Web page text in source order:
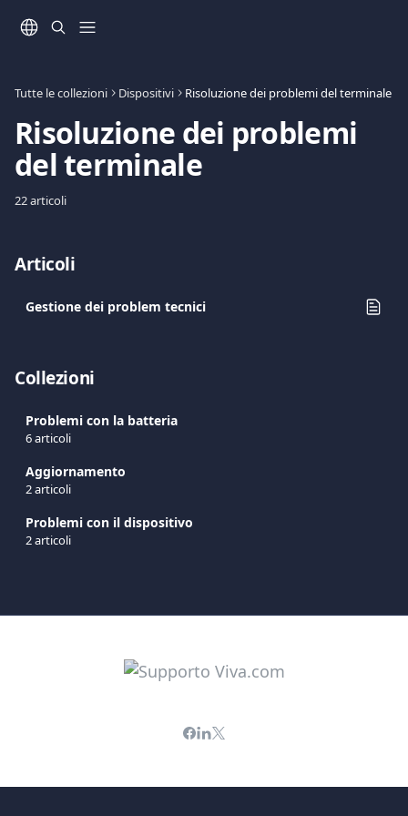
Tutte le collezioni Dispositivi Risoluzione dei problemi del terminale
Risoluzione dei problemi
del terminale
22 articoli
Articoli
Gestione dei problem tecnici
Collezioni
Problemi con la batteria
6 articoli
Aggiornamento
2 articoli
Problemi con il dispositivo
2 articoli